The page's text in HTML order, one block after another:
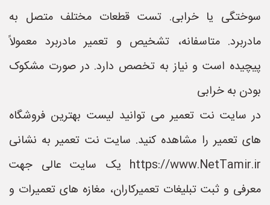
سوختگی یا خرابی. تست قطعات مختلف متصل به
مادربرد. متاسفانه، تشخیص و تعمیر مادربرد معمولاً
پیچیده است و نیاز به تخصص دارد. در صورت مشکوک
بودن به خرابی
در سایت نت تعمیر می توانید لیست بهترین فروشگاه
های تعمیر را مشاهده کنید. سایت نت تعمیر به نشانی
https://www.NetTamir.ir یک سایت عالی جهت
معرفی و ثبت تبلیغات تعمیرکاران، مغازه های تعمیرات و